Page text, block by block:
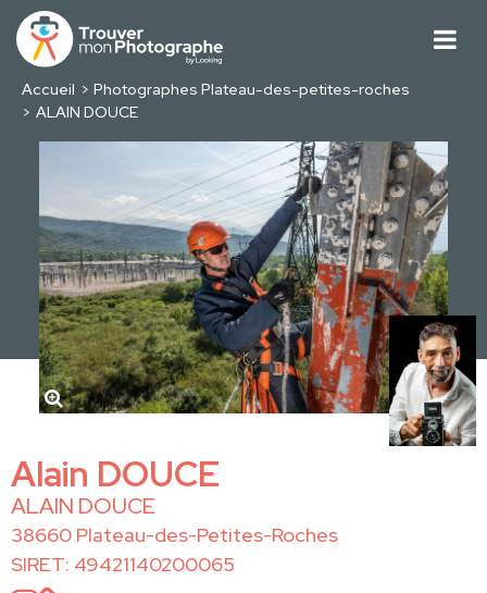
Accueil
Photographes Plateau-des-petites-roches
ALAIN DOUCE
Alain DOUCE
ALAIN DOUCE
38660 Plateau-des-Petites-Roches
SIRET: 49421140200065